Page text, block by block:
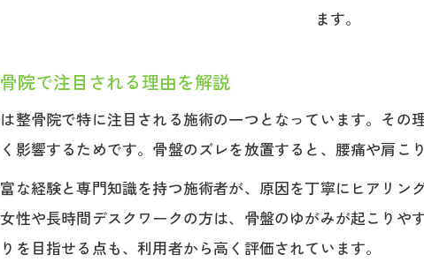
整骨院が提案する
整骨院で相談でき
骨盤矯正で整骨院
ます。
院で注目される理由を解説
整骨院で特に注目される施術の一つとなっています。そ
影響するためです。骨盤のズレを放置すると、腰痛や肩こ
な経験と専門知識を持つ施術者が、原因を丁寧にヒアリ
性や長時間デスクワークの方は、骨盤のゆがみが起こり
を目指せる点も、利用者から高く評価されています。